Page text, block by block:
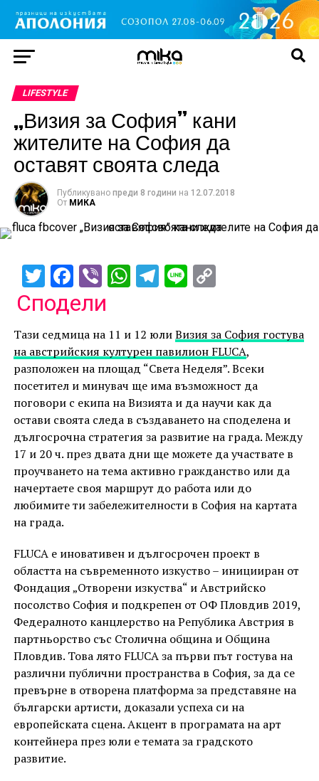
LIFESTYLE
„Визия за София” кани
жителите на София да
оставят своята следа
Публикувано преди 8 години на 12.07.2018
От МИКА
TwitterFacebook
ViberWhatsApp
Telegram
Line
Сподели
Тази седмица на 11 и 12 юлиВизия за София гостува
на австрийския културен павилион FLUCA,
разположен на площад “Света Неделя”. Всеки
посетител и минувач ще има възможност да
поговори с екипа на Визията и да научи как да
остави своята следа в създаването на споделена и
дългосрочна стратегия за развитие на града. Между
17 и 20 ч. през двата дни ще можете да участвате в
проучването на тема активно гражданство или да
начертаете своя маршрут до работа или до
любимите ти забележителности в София на картата
на града.
FLUCA е иновативен и дългосрочен проект в
областта на съвременното изкуство – иницииран от
Фондация „Отворени изкуства“ и Австрийско
посолство София и подкрепен от ОФ Пловдив 2019,
Федералното канцлерство на Република Австрия в
партньорство със Столична община и Община
Пловдив. Това лято FLUCA за първи път гостува на
различни публични пространства в София, за да се
превърне в отворена платформа за представяне на
български артисти, доказали успеха си на
европейската сцена. Акцент в програмата на арт
контейнера през юли е темата за градското
развитие.